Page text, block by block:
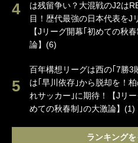
は残留争い？大混戦のJ2は
目！歴代最強の日本代表をJ
【Jリーグ開幕｢初めての秋
論】(6)
百年構想リーグは西の｢7勝3
は｢早川依存｣から脱却を！
れサッカー｣に期待！【Jリ
めての秋春制｣の大激論】(1)
ランキング